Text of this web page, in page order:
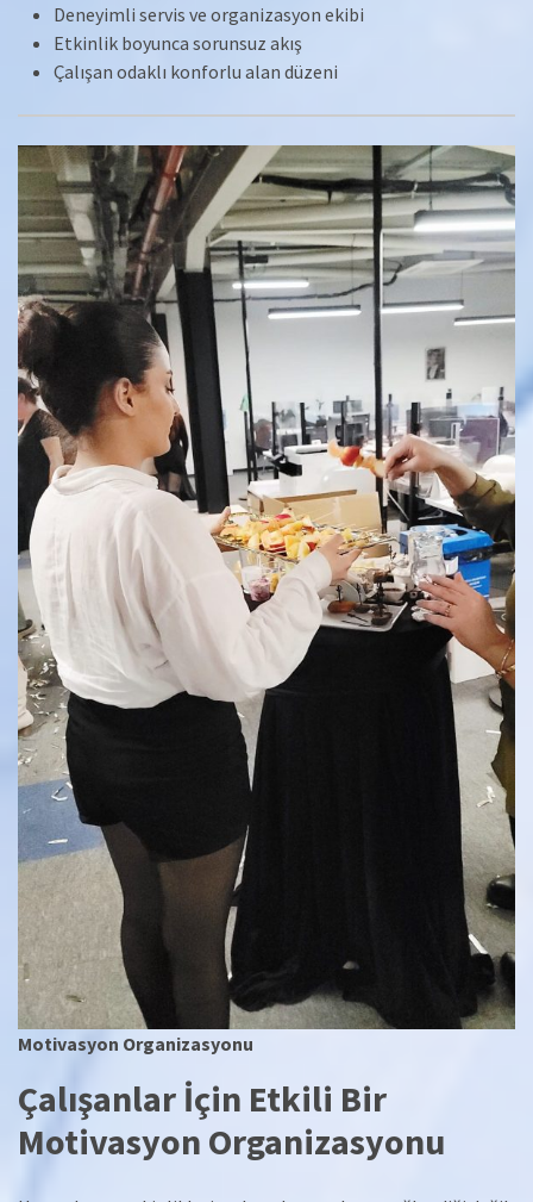
Deneyimli servis ve organizasyon ekibi
Etkinlik boyunca sorunsuz akış
Çalışan odaklı konforlu alan düzeni
Motivasyon Organizasyonu
Çalışanlar İçin Etkili Bir
Motivasyon Organizasyonu